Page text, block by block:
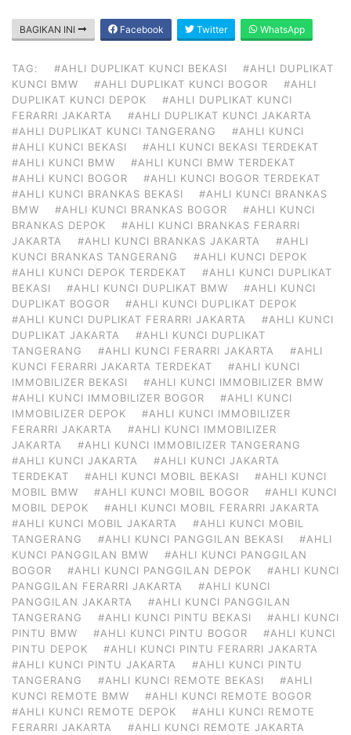
BAGIKAN INI Facebook Twitter WhatsApp
TAG: #AHLI DUPLIKAT KUNCI BEKASI
#AHLI DUPLIKAT
KUNCI BMW
#AHLI DUPLIKAT KUNCI BOGOR
#AHLI
DUPLIKAT KUNCI DEPOK
#AHLI DUPLIKAT KUNCI
FERARRI JAKARTA
#AHLI DUPLIKAT KUNCI JAKARTA
#AHLI DUPLIKAT KUNCI TANGERANG
#AHLI KUNCI
#AHLI KUNCI BEKASI
#AHLI KUNCI BEKASI TERDEKAT
#AHLI KUNCI BMW
#AHLI KUNCI BMW TERDEKAT
#AHLI KUNCI BOGOR
#AHLI KUNCI BOGOR TERDEKAT
#AHLI KUNCI BRANKAS BEKASI
#AHLI KUNCI BRANKAS
BMW
#AHLI KUNCI BRANKAS BOGOR
#AHLI KUNCI
BRANKAS DEPOK
#AHLI KUNCI BRANKAS FERARRI
JAKARTA
#AHLI KUNCI BRANKAS JAKARTA
#AHLI
KUNCI BRANKAS TANGERANG
#AHLI KUNCI DEPOK
#AHLI KUNCI DEPOK TERDEKAT
#AHLI KUNCI DUPLIKAT
BEKASI
#AHLI KUNCI DUPLIKAT BMW
#AHLI KUNCI
DUPLIKAT BOGOR
#AHLI KUNCI DUPLIKAT DEPOK
#AHLI KUNCI DUPLIKAT FERARRI JAKARTA
#AHLI KUNCI
DUPLIKAT JAKARTA
#AHLI KUNCI DUPLIKAT
TANGERANG
#AHLI KUNCI FERARRI JAKARTA
#AHLI
KUNCI FERARRI JAKARTA TERDEKAT
#AHLI KUNCI
IMMOBILIZER BEKASI
#AHLI KUNCI IMMOBILIZER BMW
#AHLI KUNCI IMMOBILIZER BOGOR
#AHLI KUNCI
IMMOBILIZER DEPOK
#AHLI KUNCI IMMOBILIZER
FERARRI JAKARTA
#AHLI KUNCI IMMOBILIZER
JAKARTA
#AHLI KUNCI IMMOBILIZER TANGERANG
#AHLI KUNCI JAKARTA
#AHLI KUNCI JAKARTA
TERDEKAT
#AHLI KUNCI MOBIL BEKASI
#AHLI KUNCI
MOBIL BMW
#AHLI KUNCI MOBIL BOGOR
#AHLI KUNCI
MOBIL DEPOK
#AHLI KUNCI MOBIL FERARRI JAKARTA
#AHLI KUNCI MOBIL JAKARTA
#AHLI KUNCI MOBIL
TANGERANG
#AHLI KUNCI PANGGILAN BEKASI
#AHLI
KUNCI PANGGILAN BMW
#AHLI KUNCI PANGGILAN
BOGOR
#AHLI KUNCI PANGGILAN DEPOK
#AHLI KUNCI
PANGGILAN FERARRI JAKARTA
#AHLI KUNCI
PANGGILAN JAKARTA
#AHLI KUNCI PANGGILAN
TANGERANG
#AHLI KUNCI PINTU BEKASI
#AHLI KUNCI
PINTU BMW
#AHLI KUNCI PINTU BOGOR
#AHLI KUNCI
PINTU DEPOK
#AHLI KUNCI PINTU FERARRI JAKARTA
#AHLI KUNCI PINTU JAKARTA
#AHLI KUNCI PINTU
TANGERANG
#AHLI KUNCI REMOTE BEKASI
#AHLI
KUNCI REMOTE BMW
#AHLI KUNCI REMOTE BOGOR
#AHLI KUNCI REMOTE DEPOK
#AHLI KUNCI REMOTE
FERARRI JAKARTA
#AHLI KUNCI REMOTE JAKARTA